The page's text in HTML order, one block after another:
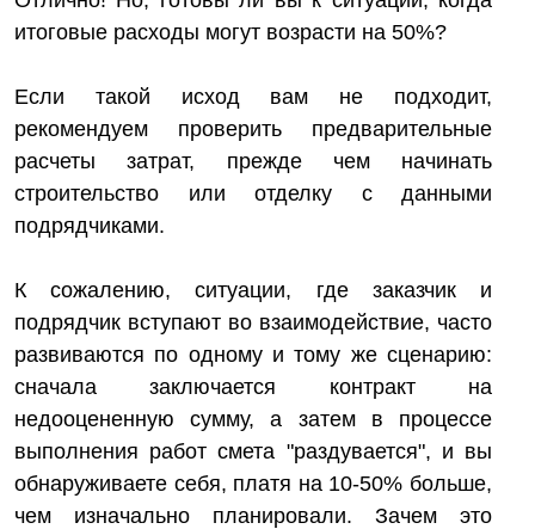
итоговые расходы могут возрасти на 50%?
Если такой исход вам не подходит,
рекомендуем проверить предварительные
расчеты затрат, прежде чем начинать
строительство или отделку с данными
подрядчиками.
К сожалению, ситуации, где заказчик и
подрядчик вступают во взаимодействие, часто
развиваются по одному и тому же сценарию:
сначала заключается контракт на
недооцененную сумму, а затем в процессе
выполнения работ смета "раздувается", и вы
обнаруживаете себя, платя на 10-50% больше,
чем изначально планировали. Зачем это